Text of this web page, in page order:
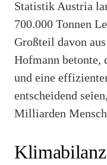
Statistik Austria
700.000 Tonnen
Großteil davon
Hofmann betonte,
und eine
entscheidend
Milliarden